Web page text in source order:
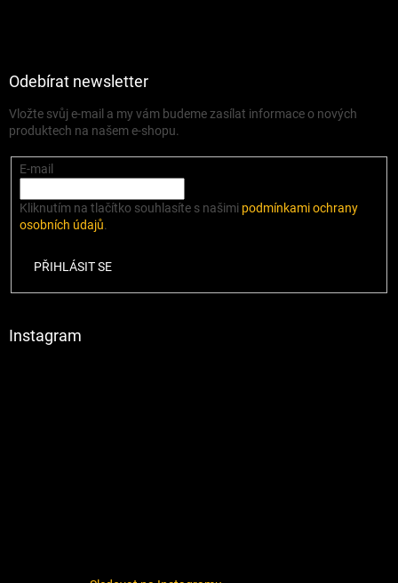
Odebírat newsletter
Vložte svůj e-mail a my vám budeme zasílat informace o nových
produktech na našem e-shopu.
E-mail
Kliknutím na tlačítko souhlasíte s našimi podmínkami ochrany
osobních údajů.
PŘIHLÁSIT SE
Instagram